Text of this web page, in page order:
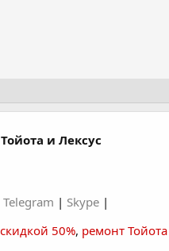
Тойота и Лексус
Telegram | Skype |
50%, ремонт Тойота